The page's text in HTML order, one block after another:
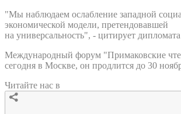
"Мы наблюдаем ослабление западной
экономической модели, претендовавшей
на универсальность", - цитирует
Международный форум "Примаковские
сегодня в Москве, он продлится до 30
Читайте нас в